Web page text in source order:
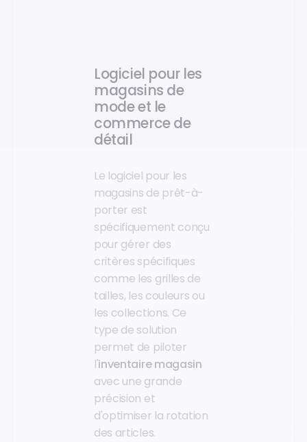
Logiciel pour les
magasins de
mode et le
commerce de
détail
Le logiciel pour les
magasins de prêt-à-
porter est
spécifiquement conçu
pour gérer des
critères spécifiques
comme les grilles de
tailles, les couleurs ou
les collections. Ce
type de solution
permet de piloter
l'inventaire magasin
avec une grande
précision et
d'optimiser la rotation
des articles.